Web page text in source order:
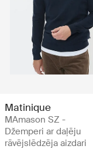
Matinique
MAmason SZ -
Džemperi ar daļēju
rāvējslēdzēja aizdari